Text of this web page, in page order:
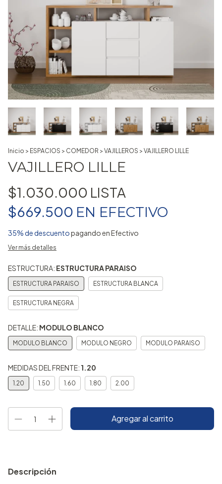
Inicio > ESPACIOS > COMEDOR > VAJILLEROS > VAJILLERO LILLE
VAJILLERO LILLE
$1.030.000
$669.500 EN EFECTIVO
35% de descuentopagando en Efectivo
Ver más detalles
ESTRUCTURA: ESTRUCTURA PARAISO
ESTRUCTURA PARAISO ESTRUCTURA BLANCA
ESTRUCTURA NEGRA
DETALLE: MODULO BLANCO
MODULO BLANCO MODULO NEGRO MODULO PARAISO
MEDIDAS DEL FRENTE: 1.20
1.20 1.50 1.60 1.80 2.00
Descripción